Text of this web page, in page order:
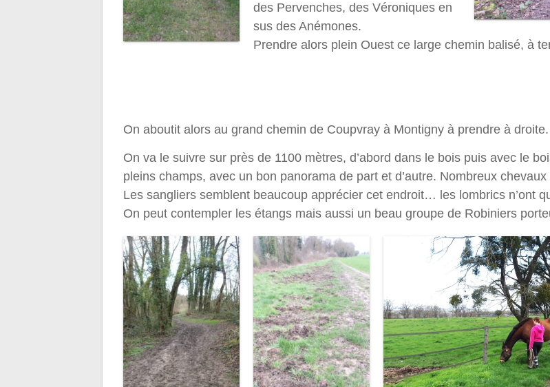
des Pervenches, des Véroniques en
sus des Anémones.
Prendre alors plein Ouest ce large chemin balisé, à
On aboutit alors au grand chemin de Coupvray à Montigny à prendre à droite.
On va le suivre sur près de 1100 mètres, d’abord dans le bois puis avec le
pleins champs, avec un bon panorama de part et d’autre. Nombreux
Les sangliers semblent beaucoup apprécier cet endroit… les lombrics n’ont
On peut contempler les étangs mais aussi un beau groupe de Robiniers